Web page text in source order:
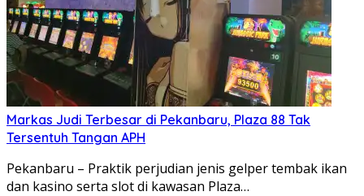
Markas Judi Terbesar di Pekanbaru, Plaza 88 Tak
Tersentuh Tangan APH
Pekanbaru – Praktik perjudian jenis gelper tembak ikan
dan kasino serta slot di kawasan Plaza…